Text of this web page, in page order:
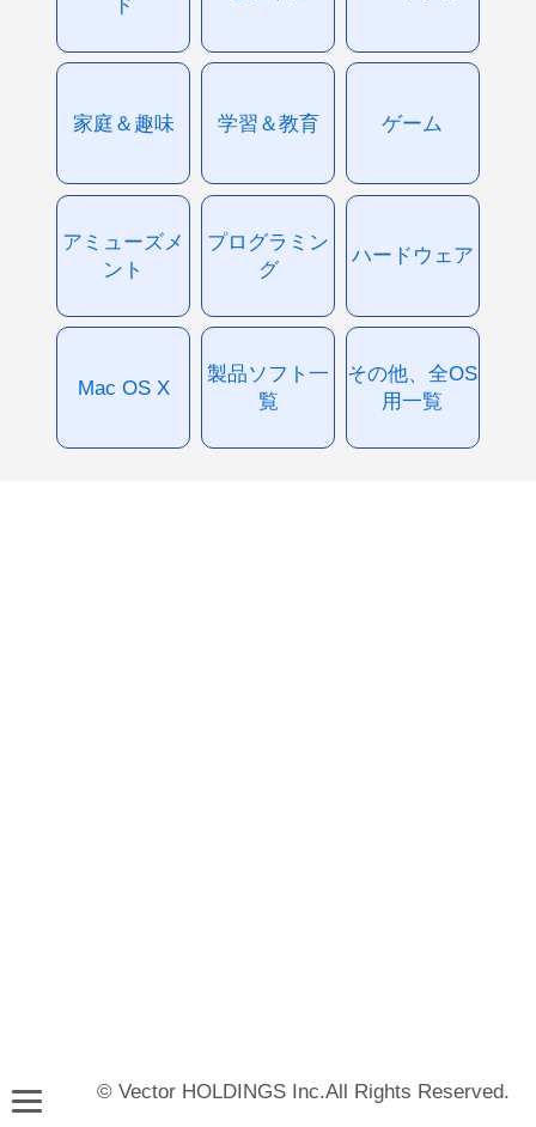
家庭＆趣味 学習＆教育 ゲーム
アミューズメ
ント
プログラミン
グ
ハードウェア
Mac OS X
製品ソフト一
覧
その他、全OS
用一覧
© Vector HOLDINGS Inc.All Rights Reserved.